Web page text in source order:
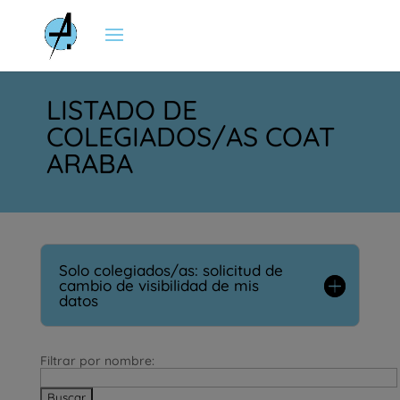
LISTADO DE
COLEGIADOS/AS COAT
ARABA
Solo colegiados/as: solicitud de
cambio de visibilidad de mis
datos
Filtrar por nombre: